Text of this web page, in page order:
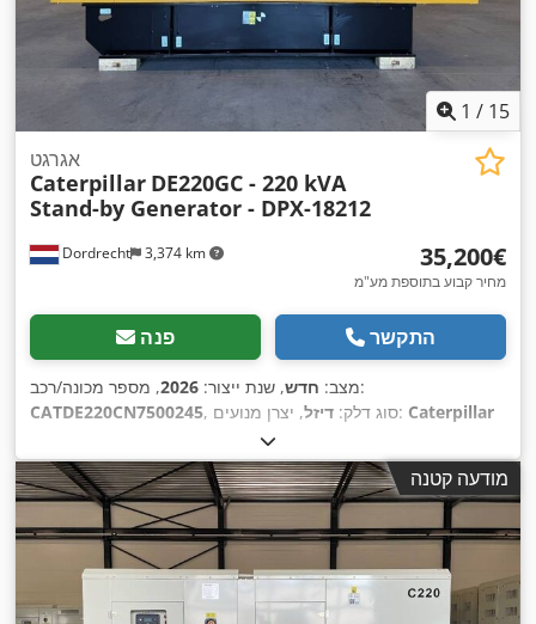
1 / 15
Dordrecht 3,374 km
אגרגט
Caterpillar DE220GC - 220 kVA
Stand-by Generator - DPX-18212
‏35,200 ‏€
מחיר קבוע בתוספת מע"מ
פנה התקשר
מצב: חדש, שנת ייצור: 2026
, מספר מכונה/רכב:
CATDE220CN7500245
, סוג דלק: דיזל , יצרן מנועים: Caterpillar
מודעה קטנה